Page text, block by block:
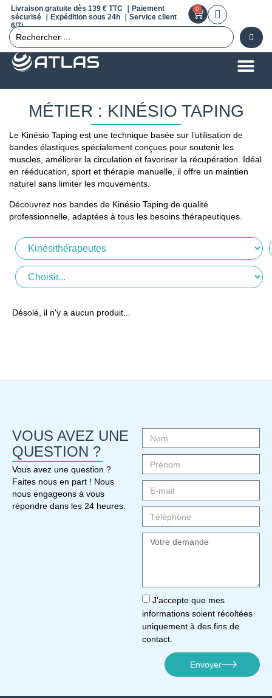
Livraison gratuite dès 139 € TTC ｜Paiement
sécurisé ｜Expédition sous 24h ｜Service client
6/7j
0
MÉTIER : KINÉSIO TAPING
Le Kinésio Taping est une technique basée sur l’utilisation de
bandes élastiques spécialement conçues pour soutenir les
muscles, améliorer la circulation et favoriser la récupération. Idéal
en rééducation, sport et thérapie manuelle, il offre un maintien
naturel sans limiter les mouvements.
Découvrez nos bandes de Kinésio Taping de qualité
professionnelle, adaptées à tous les besoins thérapeutiques.
Désolé, il n'y a aucun produit...
VOUS AVEZ UNE
QUESTION ?
Vous avez une question ?
Faites nous en part ! Nous
nous engageons à vous
répondre dans les 24 heures.
J’accepte que mes
informations soient récoltées
uniquement à des fins de
contact.
Envoyer